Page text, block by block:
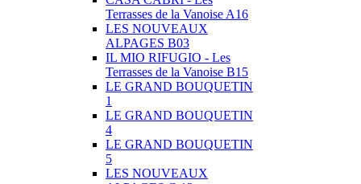
Terrasses de la Vanoise A16
LES NOUVEAUX
ALPAGES B03
IL MIO RIFUGIO - Les
Terrasses de la Vanoise B15
LE GRAND BOUQUETIN
1
LE GRAND BOUQUETIN
4
LE GRAND BOUQUETIN
5
LES NOUVEAUX